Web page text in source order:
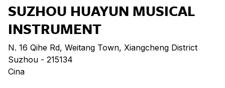
SUZHOU HUAYUN MUSICAL
INSTRUMENT
N. 16 Qihe Rd, Weitang Town, Xiangcheng District
Suzhou - 215134
Cina